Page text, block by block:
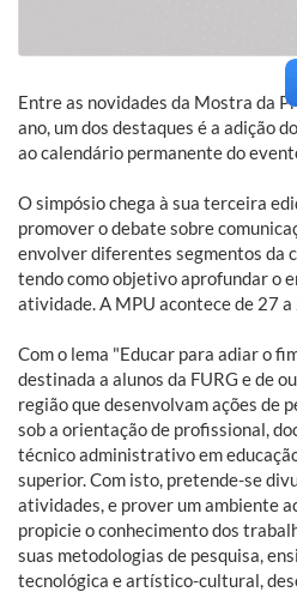
Entre as novidades da Mostra da
ano, um dos destaques é a adição
ao calendário permanente do
O simpósio chega à sua terceira
promover o debate sobre
envolver diferentes segmentos da
tendo como objetivo aprofundar o
atividade. A MPU acontece de 27
Com o lema "Educar para adiar o
destinada a alunos da FURG e de
região que desenvolvam ações de
sob a orientação de profissional,
técnico administrativo em
superior. Com isto, pretende-se
atividades, e prover um ambiente
propicie o conhecimento dos
suas metodologias de pesquisa,
tecnológica e artístico-cultural,